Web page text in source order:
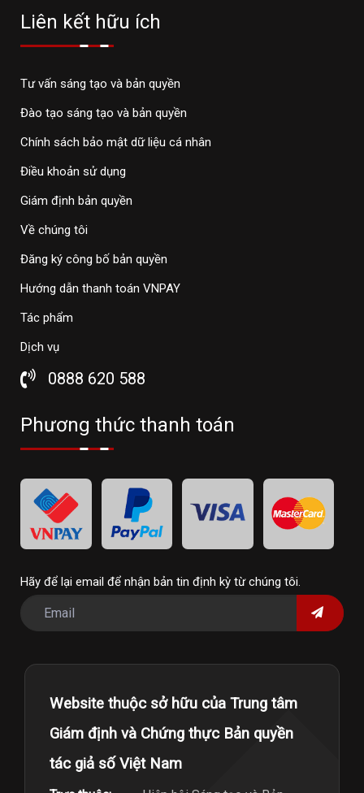
Liên kết hữu ích
Tư vấn sáng tạo và bản quyền
Đào tạo sáng tạo và bản quyền
Chính sách bảo mật dữ liệu cá nhân
Điều khoản sử dụng
Giám định bản quyền
Về chúng tôi
Đăng ký công bố bản quyền
Hướng dẫn thanh toán VNPAY
Tác phẩm
Dịch vụ
0888 620 588
Phương thức thanh toán
Hãy để lại email để nhận bản tin định kỳ từ chúng tôi.
Website thuộc sở hữu của Trung tâm
Giám định và Chứng thực Bản quyền
tác giả số Việt Nam